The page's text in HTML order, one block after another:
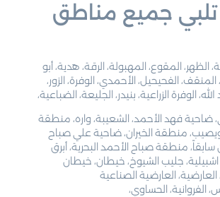
تلبي جميع مناطق
الظهر، المقوع، المهبولة، الرقة، هدية، أبو
الفحيحيل، الأحمدي، الوفرة، الزور،
الوفرة الزراعية، بنيدر، الجليعة، الضباعية،
ضاحية فهد الأحمد، الشعيبة، واره، منطقة
منطقة الخيران، ضاحية علي صباح
سابقاً، منطقة صباح الأحمد البحرية، أبرق
اشبيلية، جليب الشيوخ، خيطان، خيطان
العارضية، العارضية الصناعية
الفروانية، الحساوي،